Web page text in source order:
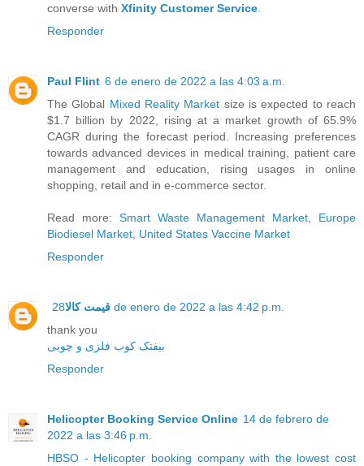
converse with Xfinity Customer Service
Responder
Paul Flint 6 de enero de 2022 a las 4:03 a.m.
The Global Mixed Reality Market size is expected to reach
$1.7 billion by 2022, rising at a market growth of 65.9%
CAGR during the forecast period. Increasing preferences
towards advanced devices in medical training, patient care
management and education, rising usages in online
shopping, retail and in e-commerce sector.
Read more: Smart Waste Management Market
Europe
Biodiesel Market United States Vaccine Market
Responder
قیمت کالا 28 de enero de 2022 a las 4:42 p.m.
thank you
بیفتک کوب فلزی و چوبی
Responder
Helicopter Booking Service Online 14 de febrero de
2022 a las 3:46 p.m.
HBSO - Helicopter booking company with the lowest cost